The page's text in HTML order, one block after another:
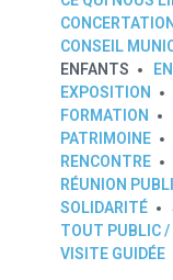
CONSEIL
ENFANTS
EXPOSITION
FORMATION
PATRIMOINE
RENCONTRE
RÉUNION
SOLIDARITÉ
TOUT PUBLIC /
VISITE GUIDÉE